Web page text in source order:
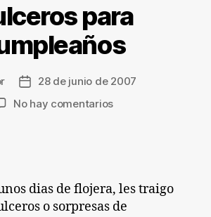
para
Fecha
de
28 de junio de 2007
No hay comentariosen
dias de flojera, les traigo
o sorpresas de